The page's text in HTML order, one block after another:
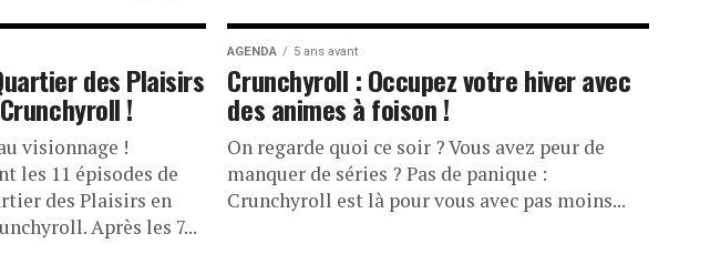
des Plaisirs
!
visionnage !
les 11 épisodes de
des Plaisirs en
Après les 7...
AGENDA 5 ans avant
Crunchyroll : Occupez votre hiver avec
des animes à foison !
On regarde quoi ce soir ? Vous avez peur de
manquer de séries ? Pas de panique :
Crunchyroll est là pour vous avec pas moins...